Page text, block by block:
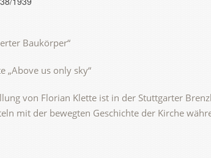
Baukörper“
„Above us only sky“
von Florian Klette ist in der Stuttgarter
mit der bewegten Geschichte der Kirche